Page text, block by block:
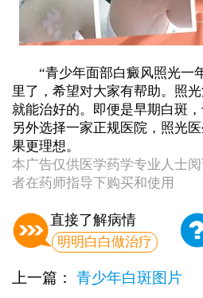
“青少年面部白癜风照光一
里了，希望对大家有帮助。照
就能治好的。即便是早期白斑
另外选择一家正规医院，照光
果更理想。
本广告仅供医学药学专业人士
者在药师指导下购买和使用
直接了解病情
明明白白做治疗
上一篇： 青少年白斑图片